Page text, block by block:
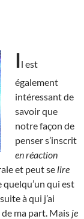
Il est
également
intéressant de
savoir que
notre façon de
penser s’inscrit
en réaction
et peut se lire
qui est
à qui j’ai
ma part. Mais je